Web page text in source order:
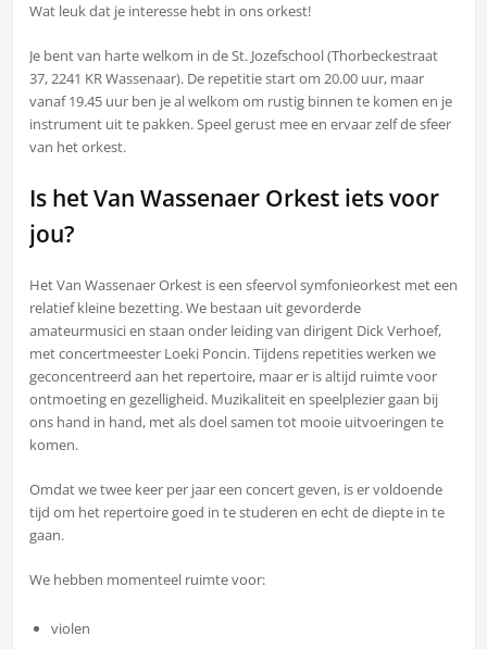
Wat leuk dat je interesse hebt in ons orkest!
Je bent van harte welkom in de St. Jozefschool (Thorbeckestraat
37, 2241 KR Wassenaar). De repetitie start om 20.00 uur, maar
vanaf 19.45 uur ben je al welkom om rustig binnen te komen en je
instrument uit te pakken. Speel gerust mee en ervaar zelf de sfeer
van het orkest.
Is het Van Wassenaer Orkest iets voor
jou?
Het Van Wassenaer Orkest is een sfeervol symfonieorkest met een
relatief kleine bezetting. We bestaan uit gevorderde
amateurmusici en staan onder leiding van dirigent Dick Verhoef,
met concertmeester Loeki Poncin. Tijdens repetities werken we
geconcentreerd aan het repertoire, maar er is altijd ruimte voor
ontmoeting en gezelligheid. Muzikaliteit en speelplezier gaan bij
ons hand in hand, met als doel samen tot mooie uitvoeringen te
komen.
Omdat we twee keer per jaar een concert geven, is er voldoende
tijd om het repertoire goed in te studeren en echt de diepte in te
gaan.
We hebben momenteel ruimte voor:
violen